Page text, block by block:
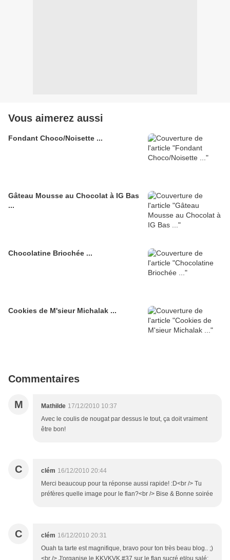
Vous aimerez aussi
Fondant Choco/Noisette ...
Gâteau Mousse au Chocolat à IG Bas
...
Chocolatine Briochée ...
Cookies de M'sieur Michalak ...
Commentaires
M Mathilde 17/12/2010 10:37
Avec le coulis de nougat par dessus le tout, ça doit vraiment
être bon!
C clém 16/12/2010 20:44
Merci beaucoup pour ta réponse aussi rapide! :D<br /> Tu
préfères quelle image pour le flan?<br /> Bise & Bonne soirée
C clém 16/12/2010 20:31
Ouah ta tarte est magnifique, bravo pour ton très beau blog.. ;)
<br /> J'organise le KKVKVK #37 sur le flan sucré et/ou salé: